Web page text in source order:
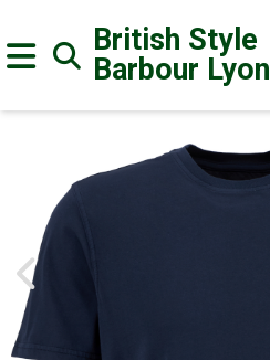
British Style
Barbour Lyon